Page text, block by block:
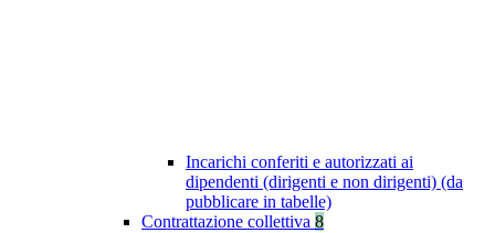
Incarichi conferiti e autorizzati ai
dipendenti (dirigenti e non dirigenti) (da
pubblicare in tabelle)
Contrattazione collettiva 8